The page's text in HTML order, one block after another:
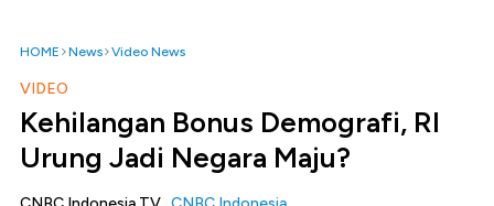
HOME News Video News
VIDEO
Kehilangan Bonus Demografi, RI
Urung Jadi Negara Maju?